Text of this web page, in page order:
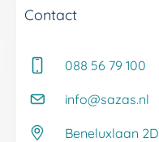
Onze verzuimdiensten
Onze klantverhalen
Werken bij Sazas
Service en contact
Whitepapers
Kennisbank
Veelgestelde vragen
Contact
088 56 79 100
info@sazas.nl
Beneluxlaan 2D